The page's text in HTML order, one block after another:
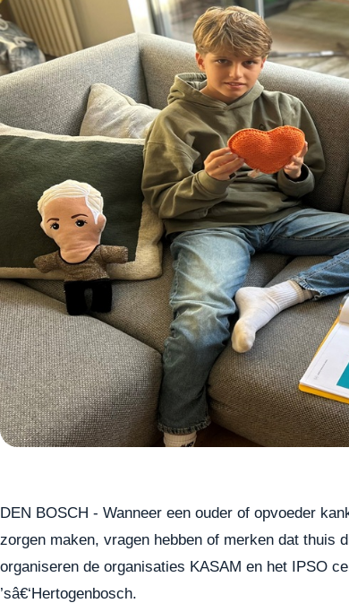
DEN BOSCH - Wanneer een ouder of opvoeder
zorgen maken, vragen hebben of merken dat thuis
organiseren de organisaties KASAM en het IPSO
’sâ€‘Hertogenbosch.